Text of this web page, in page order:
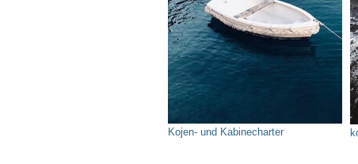
Kojen- und Kabinecharter